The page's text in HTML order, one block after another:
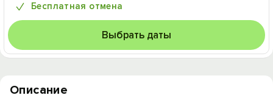
Бесплатная отмена
Выбрать даты
Описание